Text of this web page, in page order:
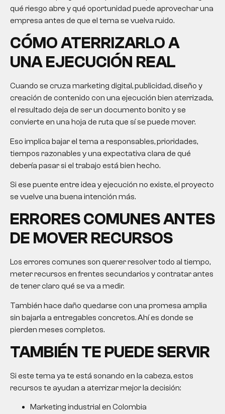
qué riesgo abre y qué oportunidad puede aprovechar una
empresa antes de que el tema se vuelva ruido.
CÓMO ATERRIZARLO A
UNA EJECUCIÓN REAL
Cuando se cruza marketing digital, publicidad, diseño y
creación de contenido con una ejecución bien aterrizada,
el resultado deja de ser un documento bonito y se
convierte en una hoja de ruta que sí se puede mover.
Eso implica bajar el tema a responsables, prioridades,
tiempos razonables y una expectativa clara de qué
debería pasar si el trabajo está bien hecho.
Si ese puente entre idea y ejecución no existe, el proyecto
se vuelve una buena intención más.
ERRORES COMUNES ANTES
DE MOVER RECURSOS
Los errores comunes son querer resolver todo al tiempo,
meter recursos en frentes secundarios y contratar antes
de tener claro qué se va a medir.
También hace daño quedarse con una promesa amplia
sin bajarla a entregables concretos. Ahí es donde se
pierden meses completos.
TAMBIÉN TE PUEDE SERVIR
Si este tema ya te está sonando en la cabeza, estos
recursos te ayudan a aterrizar mejor la decisión:
Marketing industrial en Colombia